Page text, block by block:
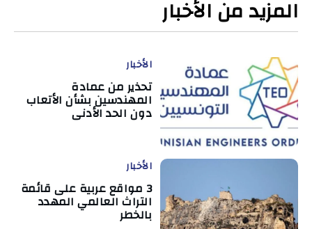
المزيد من الأخبار
الأخبار
تحذير من عمادة
المهندسين بشأن الأتعاب
دون الحد الأدنى
الأخبار
3 مواقع عربية على قائمة
التراث العالمي المهدد
بالخطر